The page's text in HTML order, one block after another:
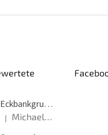
Eckbankgruppe Chicago 13-16 (Tische Chicago)
Die Produktbewertung beträgt 5
| Michael, Hantzsch